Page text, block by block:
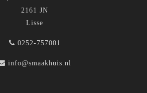
2161 JN
Lisse
0252-757001
info@smaakhuis.nl